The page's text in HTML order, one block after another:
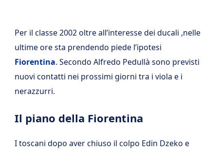
Per il classe 2002 oltre all’interesse dei ducali ,nelle
ultime ore sta prendendo piede l’ipotesi
Fiorentina. Secondo Alfredo Pedullà sono previsti
nuovi contatti nei prossimi giorni tra i viola e i
nerazzurri.
Il piano della Fiorentina
I toscani dopo aver chiuso il colpo Edin Dzeko e